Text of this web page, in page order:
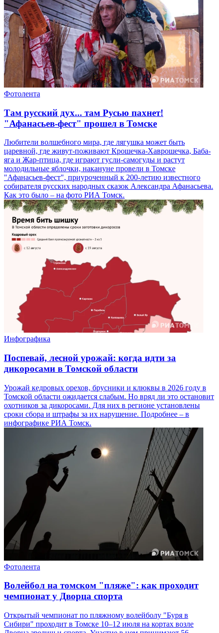
Фотолента
Там русский дух... там Русью пахнет!
"Афанасьев-фест" прошел в Томске
Любители волшебного мира, где лягушка может быть
царевной, где живут-поживают Крошечка-Хаврошечка, Баба-
яга и Жар-птица, где играют гусли-самогуды и растут
молодильные яблочки, накануне провели в Томске
"Афанасьев-фест", приуроченный к 200-летию известного
собирателя русских народных сказок Александра Афанасьева.
Как это было – на фото РИА Томск.
Инфографика
Поспевай, лесной урожай: когда идти за
дикоросами в Томской области
Урожай кедровых орехов, брусники и клюквы в 2026 году в
Томской области ожидается слабым. Но вряд ли это остановит
охотников за дикоросами. Для них в регионе установлены
сроки сбора и штрафы за их нарушение. Подробнее – в
инфографике РИА Томск.
Фотолента
Волейбол на томском "пляже": как проходит
чемпионат у Дворца спорта
Открытый чемпионат по пляжному волейболу "Буря в
Сибири" проходит в Томске 10–12 июля на кортах возле